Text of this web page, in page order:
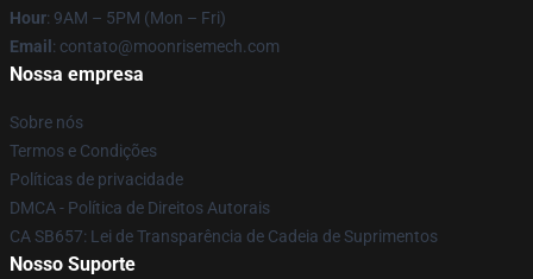
Hour: 9AM – 5PM (Mon – Fri)
Email : contato@moonrisemech.com
Nossa empresa
Sobre nós
Termos e Condições
Políticas de privacidade
DMCA - Política de Direitos Autorais
CA SB657: Lei de Transparência de Cadeia de Suprimentos
Nosso Suporte